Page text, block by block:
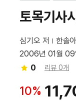
토목기사
심기오 저
한솔
2006년 01월 09
0
리뷰 0개
10%